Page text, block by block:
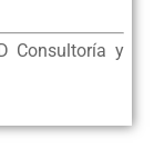
Consultoría y